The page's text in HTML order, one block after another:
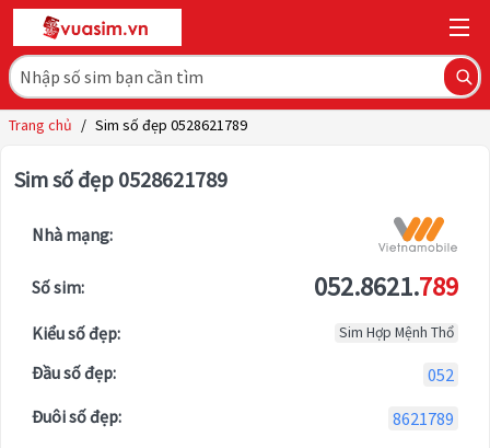
Trang chủ / Sim số đẹp 0528621789
Sim số đẹp 0528621789
Nhà mạng:
Số sim: 052.8621.789
Kiểu số đẹp: Sim Hợp Mệnh Thổ
Đầu số đẹp:
052
Đuôi số đẹp:
8621789